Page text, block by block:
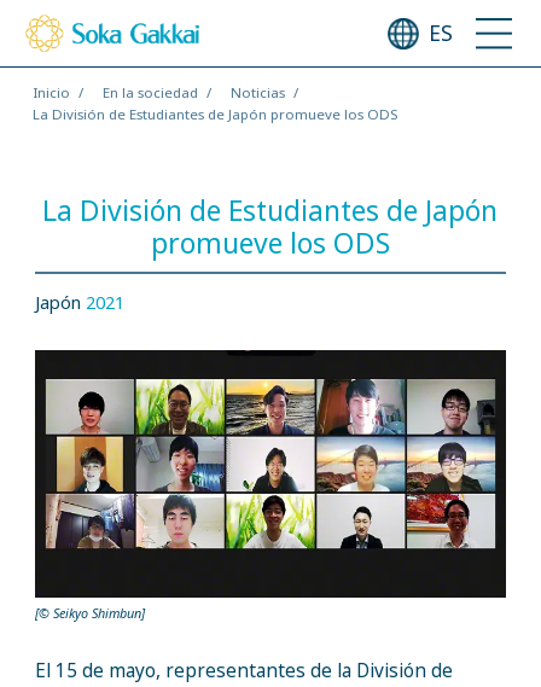
ES
Inicio En la sociedad
Noticias
La División de Estudiantes de Japón promueve los ODS
La División de Estudiantes de Japón
promueve los ODS
Japón 2021
[© Seikyo Shimbun]
El 15 de mayo, representantes de la División de